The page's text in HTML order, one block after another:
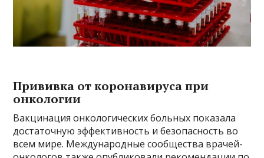
Прививка от коронавируса при
онкологии
Вакцинация онкологических больных показала
достаточную эффективность и безопасность во
всем мире. Международные сообщества врачей-